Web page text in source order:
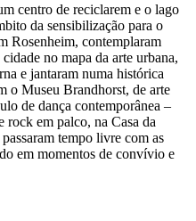
centro de reciclarem e o lago
da sensibilização para o
Rosenheim, contemplaram
no mapa da arte urbana,
e jantaram numa histórica
o Museu Brandhorst, de arte
de dança contemporânea –
rock em palco, na Casa da
tempo livre com as
em momentos de convívio e